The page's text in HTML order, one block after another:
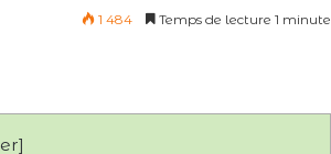
1 484 Temps de lecture 1 minute
]